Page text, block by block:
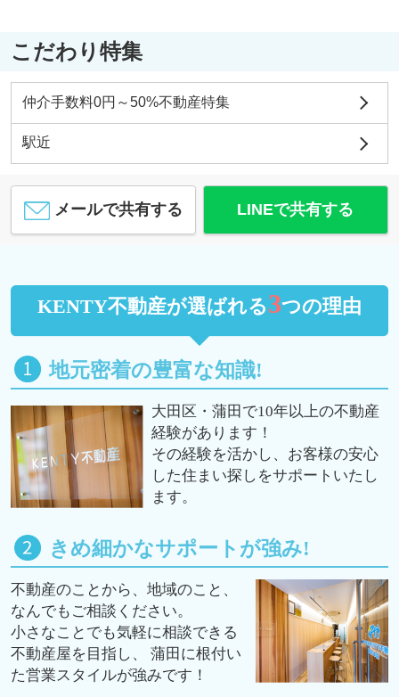
こだわり特集
仲介手数料0円～50%不動産特集
駅近
メールで共有する LINEで共有する
KENTY不動産が選ばれる3つの理由
地元密着の豊富な知識!
大田区・蒲田で10年以上の不動産
経験があります！
その経験を活かし、お客様の安心
した住まい探しをサポートいたし
ます。
きめ細かなサポートが強み!
不動産のことから、地域のこと、
なんでもご相談ください。
小さなことでも気軽に相談できる
不動産屋を目指し、 蒲田に根付い
た営業スタイルが強みです！